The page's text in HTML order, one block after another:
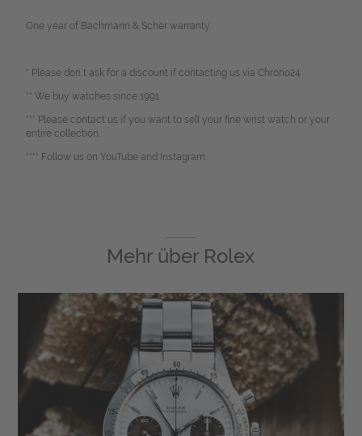
One year of Bachmann & Scher warranty.
* Please don`t ask for a discount if contacting us via Chrono24
** We buy watches since 1991
*** Please contact us if you want to sell your fine wrist watch or your
entire collection
**** Follow us on YouTube and Instagram
Mehr über Rolex